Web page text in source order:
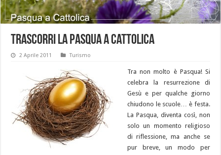
Trascorri la Pasqua a Cattolica
2 Aprile 2011 Turismo
Tra non molto è Pasqua! Si
celebra la resurrezione di
Gesù e per qualche giorno
chiudono le scuole… è festa.
La Pasqua, diventa così, non
solo un momento religioso
di riflessione, ma anche se
pur breve, un modo per